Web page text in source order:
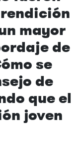
mayor
de
se
de
que el
joven